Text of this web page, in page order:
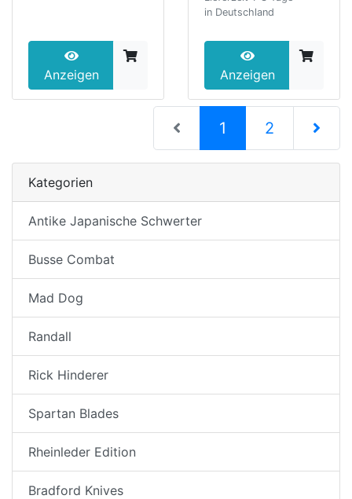
Anzeigen
in Deutschland
Anzeigen
1 (current)
2
Kategorien
Antike Japanische Schwerter
Busse Combat
Mad Dog
Randall
Rick Hinderer
Spartan Blades
Rheinleder Edition
Bradford Knives